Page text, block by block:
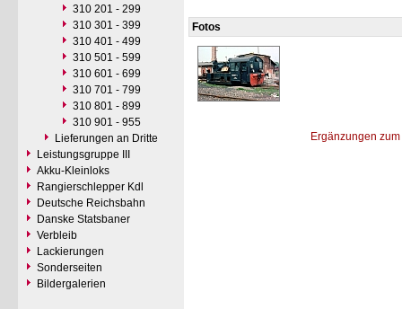
310 201 - 299
310 301 - 399
310 401 - 499
310 501 - 599
310 601 - 699
310 701 - 799
310 801 - 899
310 901 - 955
Lieferungen an Dritte
Leistungsgruppe III
Akku-Kleinloks
Rangierschlepper Kdl
Deutsche Reichsbahn
Danske Statsbaner
Verbleib
Lackierungen
Sonderseiten
Bildergalerien
Fotos
Ergänzungen